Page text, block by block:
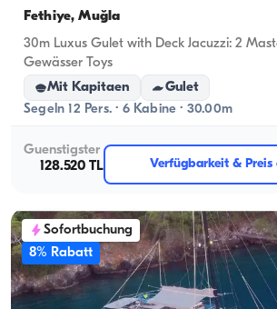
Fethiye, Muğla
30m Luxus Gulet with Deck Jacuzzi: 2
Gewässer Toys
Mit Kapitaen
Gulet
Segeln 12 Pers. · 6 Kabine · 30.00m
Guenstigster
128.520 TL
Verfügbarkeit & Preis
Sofortbuchung
8% Rabatt